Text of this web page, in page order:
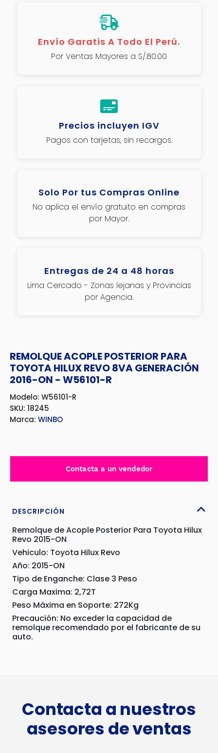
Envío Garatis A Todo El Perú.
Por Ventas Mayores a S/.80.00
Precios incluyen IGV
Pagos con tarjetas, sin recargos.
Solo Por tus Compras Online
No aplica el envío gratuito en compras
por Mayor.
Entregas de 24 a 48 horas
Lima Cercado - Zonas lejanas y Provincias
por Agencia.
REMOLQUE ACOPLE POSTERIOR PARA
TOYOTA HILUX REVO 8VA GENERACIÓN
2016-ON - W56101-R
Modelo: W56101-R
SKU: 18245
Marca: WINBO
Contacta a un vendedor
DESCRIPCIÓN
Remolque de Acople Posterior Para Toyota Hilux
Revo 2015-ON
Vehiculo: Toyota Hilux Revo
Año: 2015-ON
Tipo de Enganche: Clase 3 Peso
Carga Maxima: 2,72T
Peso Máxima en Soporte: 272Kg
Precaución: No exceder la capacidad de
remolque recomendado por el fabricante de su
auto.
Contacta a nuestros
asesores de ventas